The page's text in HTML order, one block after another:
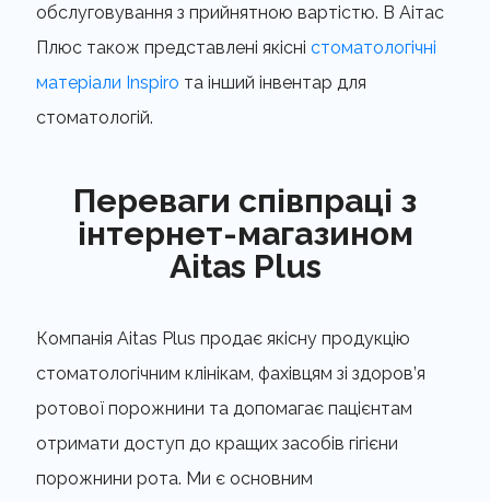
обслуговування з прийнятною вартістю. В Аітас
Плюс також представлені якісні стоматологічні
матеріали Inspiro та інший інвентар для
стоматологій.
Переваги співпраці з
інтернет-магазином
Aitas Plus
Компанія Aitas Plus продає якісну продукцію
стоматологічним клінікам, фахівцям зі здоров’я
ротової порожнини та допомагає пацієнтам
отримати доступ до кращих засобів гігієни
порожнини рота. Ми є основним